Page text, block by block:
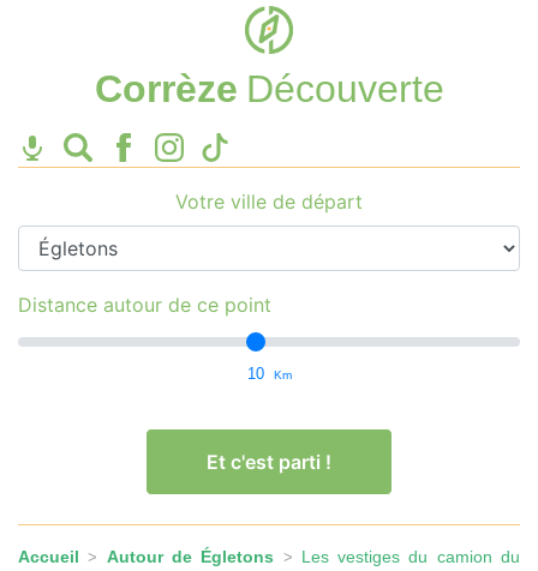
Corrèze Découverte
Votre ville de départ
Distance autour de ce point
10 Km
Et c'est parti !
Accueil > Autour de Égletons > Les vestiges du camion du